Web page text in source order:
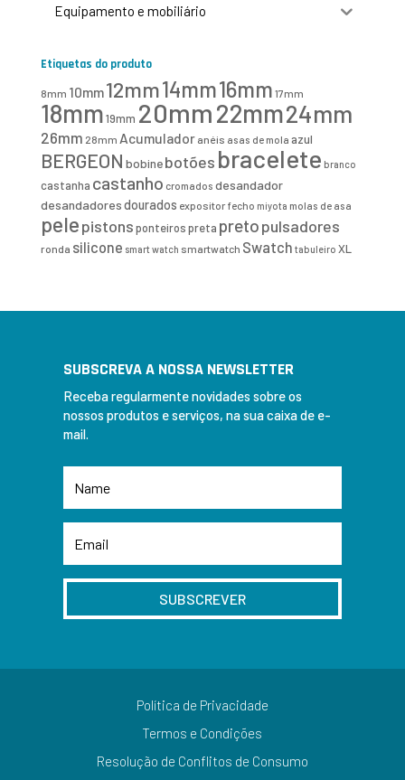
Equipamento e mobiliário
Etiquetas do produto
8mm 10mm12mm14mm16mm 17mm
18mm19mm 20mm22mm24mm
26mm 28mm Acumulador anéis asas de mola azul
BERGEON bobinebotões bracelete branco
castanha castanho cromados desandador
desandadoresdourados expositor fecho miyota molas de asa
pelepistonsponteirospreta pretopulsadores
ronda silicone smart watch smartwatch Swatch tabuleiro XL
SUBSCREVA A NOSSA NEWSLETTER
Receba regularmente novidades sobre os
nossos produtos e serviços, na sua caixa de e-
mail.
SUBSCREVER
Política de Privacidade
Termos e Condições
Resolução de Conflitos de Consumo